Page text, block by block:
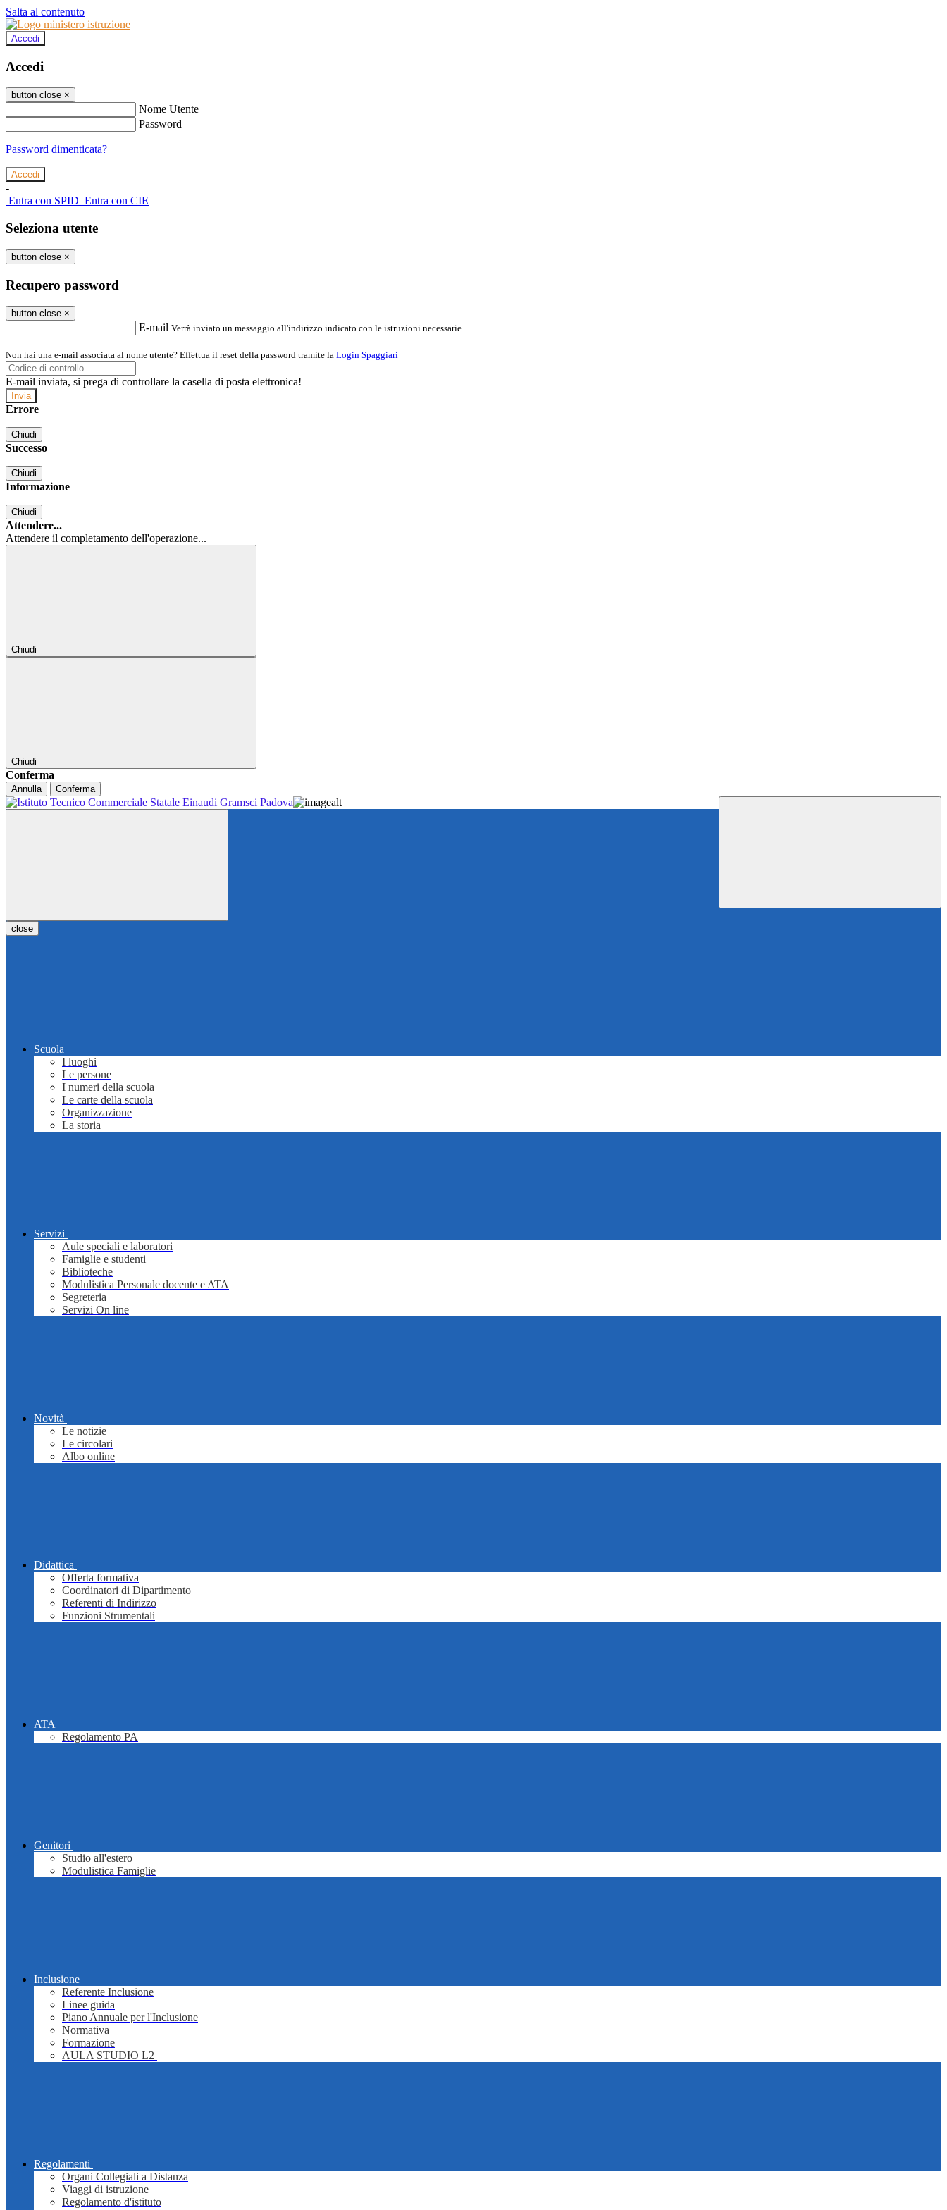
Salta al contenuto
Accedi
Accedi
button close ×
Nome Utente
Password
Password dimenticata?
-
Entra con SPID Entra con CIE
Seleziona utente
button close ×
Recupero password
button close ×
E-mail Verrà inviato un messaggio all'indirizzo indicato con le istruzioni necessarie.
Non hai una e-mail associata al nome utente? Effettua il reset della password tramite la Login Spaggiari
E-mail inviata, si prega di controllare la casella di posta elettronica!
Errore
Chiudi
Successo
Chiudi
Informazione
Chiudi
Attendere...
Attendere il completamento dell'operazione...
Chiudi
Chiudi
Conferma
Annulla Conferma
close
Scuola
I luoghi
Le persone
I numeri della scuola
Le carte della scuola
Organizzazione
La storia
Servizi
Aule speciali e laboratori
Famiglie e studenti
Biblioteche
Modulistica Personale docente e ATA
Segreteria
Servizi On line
Novità
Le notizie
Le circolari
Albo online
Didattica
Offerta formativa
Coordinatori di Dipartimento
Referenti di Indirizzo
Funzioni Strumentali
ATA
Regolamento PA
Genitori
Studio all'estero
Modulistica Famiglie
Inclusione
Referente Inclusione
Linee guida
Piano Annuale per l'Inclusione
Normativa
Formazione
AULA STUDIO L2
Regolamenti
Organi Collegiali a Distanza
Viaggi di istruzione
Regolamento d'istituto